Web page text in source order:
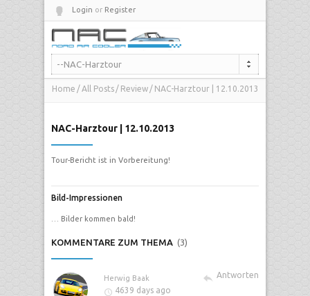
Login or Register
--NAC-Harztour
Home All Posts Review NAC-Harztour | 12.10.2013
NAC-Harztour | 12.10.2013
Tour-Bericht ist in Vorbereitung!
Bild-Impressionen
… Bilder kommen bald!
KOMMENTARE ZUM THEMA (3)
Herwig Baak
Antworten
4639 days ago